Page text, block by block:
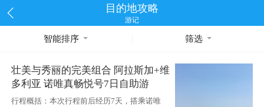
目的地攻略
游记
智能排序 筛选
壮美与秀丽的完美组合 阿拉斯加+维
多利亚 诺唯真畅悦号7日自助游
行程概括：本次行程前后经历7天，搭乘诺唯